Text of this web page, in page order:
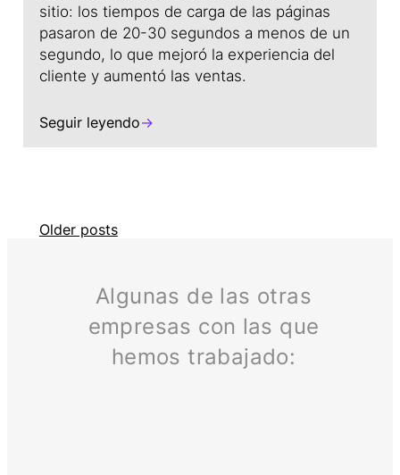
sitio: los tiempos de carga de las páginas
pasaron de 20-30 segundos a menos de un
segundo, lo que mejoró la experiencia del
cliente y aumentó las ventas.
Seguir leyendo→
Posts
Older posts
Algunas de las otras
empresas con las que
hemos trabajado: